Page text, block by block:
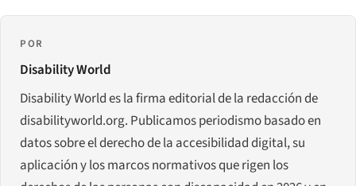
POR
Disability World
Disability World es la firma editorial de la redacción de
disabilityworld.org. Publicamos periodismo basado en
datos sobre el derecho de la accesibilidad digital, su
aplicación y los marcos normativos que rigen los